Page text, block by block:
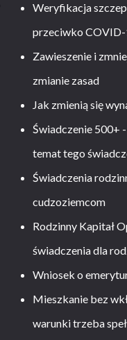
Weryfikacja
przeciwko
Zawieszenie i
zmianie zasad
Jak zmienią się
Świadczenie 500+
temat tego
Świadczenia
cudzoziemcom
Rodzinny Kapitał
świadczenia dla
Wniosek o
Mieszkanie bez
warunki trzeba